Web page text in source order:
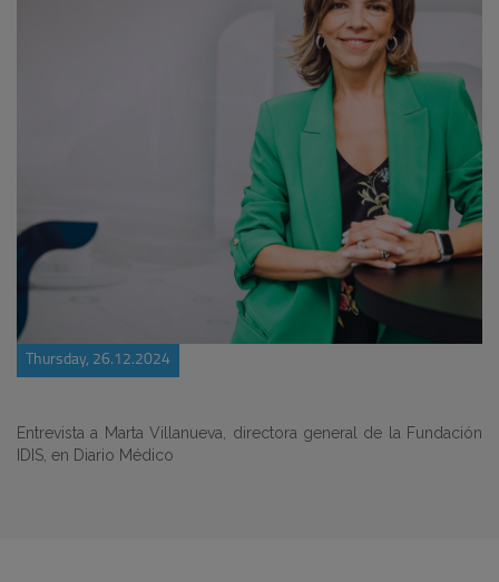
Thursday, 26.12.2024
Entrevista a Marta Villanueva, directora general de la Fundación
IDIS, en Diario Médico